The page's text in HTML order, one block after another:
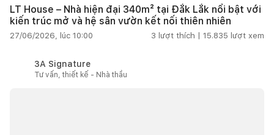
LT House – Nhà hiện đại 340m² tại Đắk Lắk nổi bật với
kiến trúc mở và hệ sân vườn kết nối thiên nhiên
27/06/2026, lúc 10:00 3 lượt thích | 15.835 lượt xem
3A Signature
Tư vấn, thiết kế - Nhà thầu